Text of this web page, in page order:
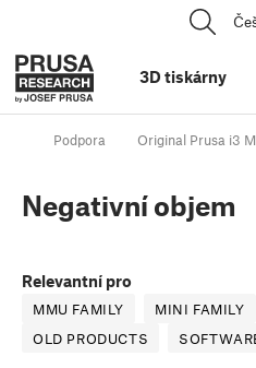
3D tiskárny
Podpora Original Prusa i3
Negativní objem
Relevantní pro
MMU FAMILY MINI FAMILY
OLD PRODUCTS